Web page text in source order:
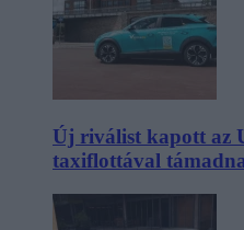
Új riválist kapott az
taxiflottával